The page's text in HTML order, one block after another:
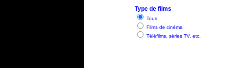
Type de films
Tous
Films de cinéma
Téléfilms, séries TV, etc.